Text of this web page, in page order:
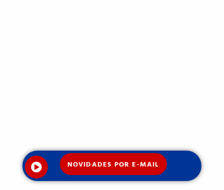
NOVIDADES POR E-MAIL